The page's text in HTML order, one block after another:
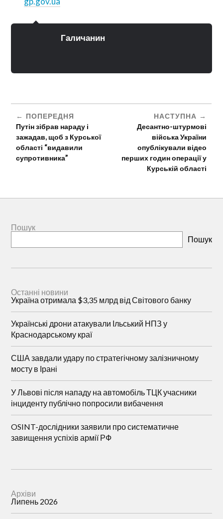
Галичанин
ПОПЕРЕДНЯ
Путін зібрав нараду і
зажадав, щоб з Курської
області “видавили
супротивника”
НАСТУПНА
Десантно-штурмові
війська України
опублікували відео
перших годин операції у
Курській області
Пошук
Пошук
Останні новини
Україна отримала $3,35 млрд від Світового банку
Українські дрони атакували Ільський НПЗ у
Краснодарському краї
США завдали удару по стратегічному залізничному
мосту в Ірані
У Львові після нападу на автомобіль ТЦК учасники
інциденту публічно попросили вибачення
OSINT-дослідники заявили про систематичне
завищення успіхів армії РФ
Архіви
Липень 2026